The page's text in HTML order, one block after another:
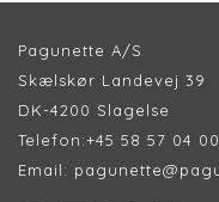
Pagunette A/S
Skælskør Landevej 39
DK-4200 Slagelse
Telefon:+45 58 57 04 00
Email: